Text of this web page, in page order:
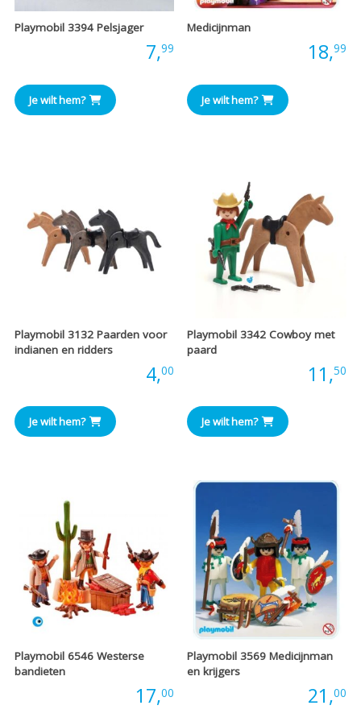
Playmobil 3394 Pelsjager
7,99
Je wilt hem?
Medicijnman
18,99
Je wilt hem?
Playmobil 3132 Paarden voor
indianen en ridders
4,00
Je wilt hem?
Playmobil 3342 Cowboy met
paard
11,50
Je wilt hem?
Playmobil 6546 Westerse
bandieten
17,00
Playmobil 3569 Medicijnman
en krijgers
21,00